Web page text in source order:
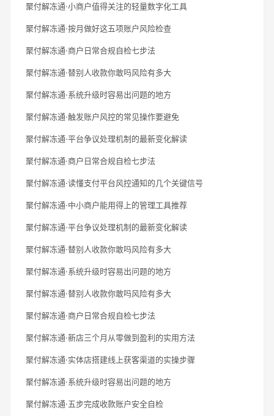
聚付解冻通·小商户值得关注的轻量数字化工具
聚付解冻通·按月做好这五项账户风险检查
聚付解冻通·商户日常合规自检七步法
聚付解冻通·替别人收款你敢吗风险有多大
聚付解冻通·系统升级时容易出问题的地方
聚付解冻通·触发账户风控的常见操作要避免
聚付解冻通·平台争议处理机制的最新变化解读
聚付解冻通·商户日常合规自检七步法
聚付解冻通·读懂支付平台风控通知的几个关键信号
聚付解冻通·中小商户能用得上的管理工具推荐
聚付解冻通·平台争议处理机制的最新变化解读
聚付解冻通·替别人收款你敢吗风险有多大
聚付解冻通·系统升级时容易出问题的地方
聚付解冻通·替别人收款你敢吗风险有多大
聚付解冻通·商户日常合规自检七步法
聚付解冻通·新店三个月从零做到盈利的实用方法
聚付解冻通·实体店搭建线上获客渠道的实操步骤
聚付解冻通·系统升级时容易出问题的地方
聚付解冻通·五步完成收款账户安全自检